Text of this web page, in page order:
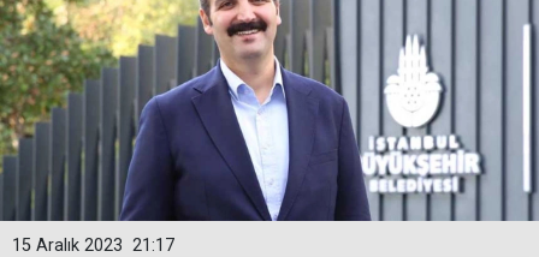
21:17
15 Aralık 2023